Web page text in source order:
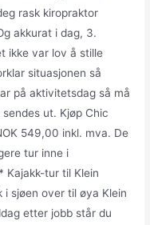
rask kiropraktor
akkurat i dag, 3.
ikke var lov å stille
situasjonen så
på aktivitetsdag så må
ut. Kjøp Chic
549,00 inkl. mva. De
tur inne i
Kajakk-tur til Klein
i sjøen over til øya Klein
etter jobb står du